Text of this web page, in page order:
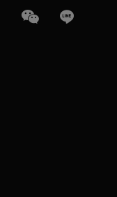
linkedInWeChatLine